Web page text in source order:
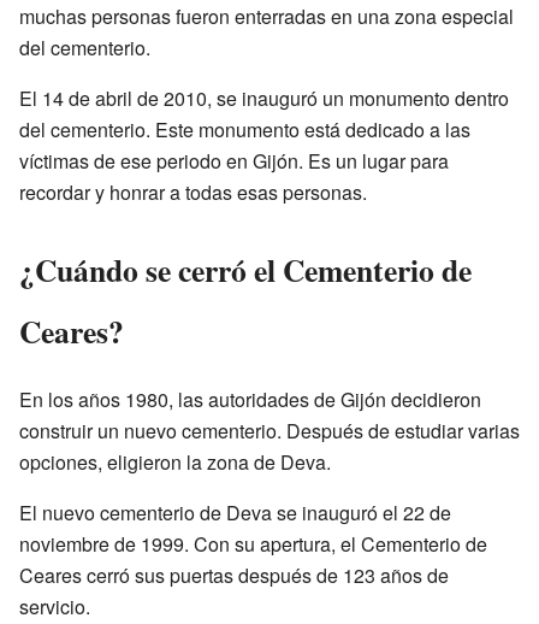
muchas personas fueron enterradas en una zona especial
del cementerio.
El 14 de abril de 2010, se inauguró un monumento dentro
del cementerio. Este monumento está dedicado a las
víctimas de ese periodo en Gijón. Es un lugar para
recordar y honrar a todas esas personas.
¿Cuándo se cerró el Cementerio de
Ceares?
En los años 1980, las autoridades de Gijón decidieron
construir un nuevo cementerio. Después de estudiar varias
opciones, eligieron la zona de Deva.
El nuevo cementerio de Deva se inauguró el 22 de
noviembre de 1999. Con su apertura, el Cementerio de
Ceares cerró sus puertas después de 123 años de
servicio.